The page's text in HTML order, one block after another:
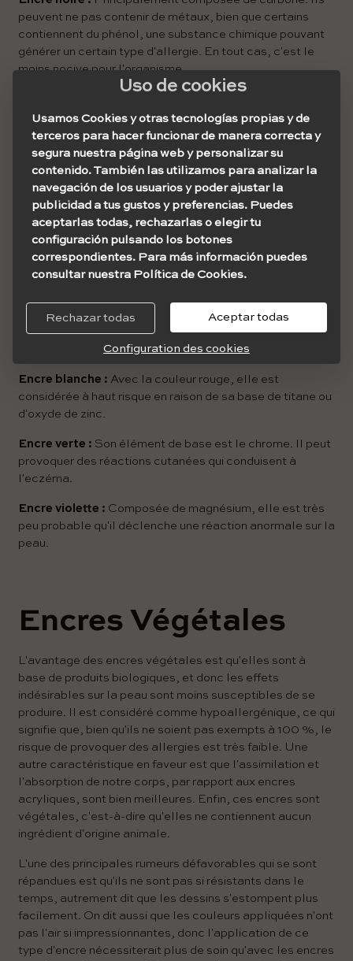
peuvent ne pas contenir de métaux, bien que certains
contiennent du phénol, une substance chimique pouvant
générer un certain type d'allergie. En tout cas, c'est le
moins nocive pour l'organisme.
dangereux, car sa base est le mercure, un composant
dont la nocivité a tendance à générer des allergies,
même longtemps après la réalisation du tatouage. Elle
peut être remplacée par de l'encre carminée, fabriquée à
partir d'insectes et plus hypoallergénique.
Encre bleue :
Composée de sels de cobalt, il peut
provoquer à certaines occasions spéciales dans les
peaux hypersensibles une affection chronique appelée
granulomes, une éruption cutanée avec un relief en forme
Encre jaune :Composé de cadmium et de sulfite de
cadmium. Elle ne provoque généralement pas
d'allergies, si cela se produit, l'intensité serait légère.
Encre blanche : Avec la couleur rouge, elle est
considérée à haut risque en raison de sa base de titane ou
d'oxyde de zinc.
Encre verte : Son élément de base est le chrome. Il peut
provoquer des réactions cutanées qui conduisent à
l'eczéma.
Encre violette : Composée de magnésium, elle est très
peu probable qu'il déclenche une réaction anormale sur la
peau.
Encres Végétales
L'avantage des encres végétales est qu'elles sont à
base de produits biologiques, et donc les effets
indésirables sur la peau sont moins susceptibles de se
produire. Il est considéré comme hypoallergénique, ce qui
signifie que, bien qu'ils ne soient pas exempts à 100 %, le
risque de provoquer des allergies est très faible. Une
autre caractéristique en faveur est que l'assimilation et
l'absorption de notre corps, par rapport aux encres
acryliques, sont bien meilleures. Enfin, ces encres sont
végétales, c'est-à-dire qu'elles ne contiennent aucun
ingrédient d'origine animale.
L'une des principales rumeurs défavorables qui se sont
répandues est qu'ils ne sont pas si résistants dans le
temps, autrement dit que les dessins s'estompent plus
facilement. On dit aussi que les couleurs appliquées n'ont
pas l'air si impressionnantes, donc l'application de ce
type d'encre nécessiterait plus de soin qu'avec les encres
Uso de cookies
Usamos Cookies y otras tecnologías propias y de
terceros para hacer funcionar de manera correcta y
segura nuestra página web y personalizar su
contenido. También las utilizamos para analizar la
navegación de los usuarios y poder ajustar la
publicidad a tus gustos y preferencias. Puedes
aceptarlas todas, rechazarlas o elegir tu
configuración pulsando los botones
correspondientes. Para más información puedes
consultar nuestra Política de Cookies.
Rechazar todas Aceptar todas
Configuration des cookies